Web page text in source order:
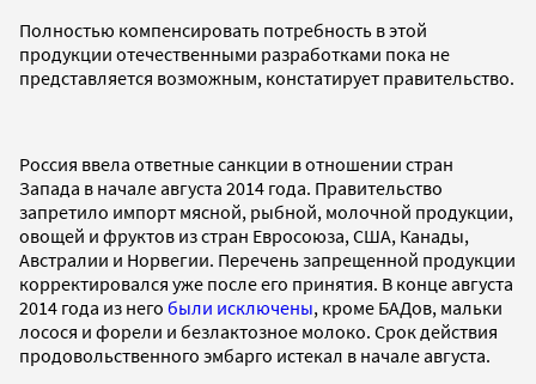
Полностью компенсировать потребность в этой
продукции отечественными разработками пока не
представляется возможным, констатирует правительство.
Россия ввела ответные санкции в отношении стран
Запада в начале августа 2014 года. Правительство
запретило импорт мясной, рыбной, молочной продукции,
овощей и фруктов из стран Евросоюза, США, Канады,
Австралии и Норвегии. Перечень запрещенной продукции
корректировался уже после его принятия. В конце августа
2014 года из него были исключены, кроме БАДов, мальки
лосося и форели и безлактозное молоко. Срок действия
продовольственного эмбарго истекал в начале августа.